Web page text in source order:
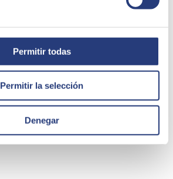
Permitir todas
Permitir la selección
Denegar